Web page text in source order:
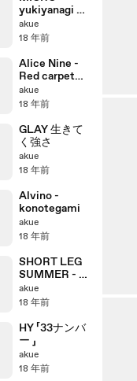
yukiyanagi ～
We're
watching you
akue
18 年前
Alice Nine -
Red carpet
going on [live]
akue
18 年前
GLAY 生きて
く強さ
akue
18 年前
Alvino -
konotegami
akue
18 年前
SHORT LEG
SUMMER - だ
から、ずっと
そばにいろよ
akue
18 年前
HY 「33ナンバ
ー 」
akue
18 年前